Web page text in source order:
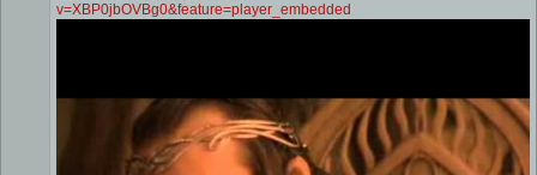
v=XBP0jbOVBg0&feature=player_embedded